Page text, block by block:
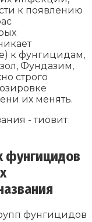
к появлению
к фунгицидам,
Фундазим,
строго
их менять.
фунгицидов
фунгицидов